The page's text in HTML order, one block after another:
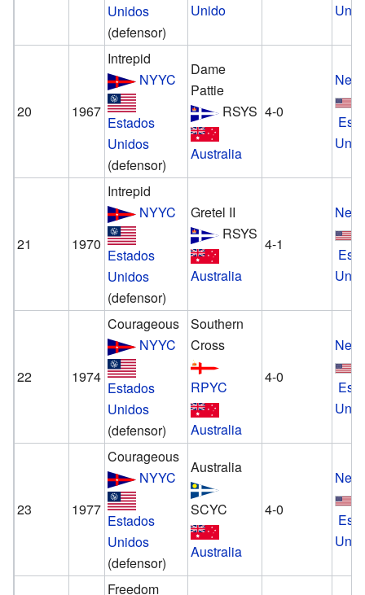
Unidos
(defensor)
Unido
20 1967
Intrepid
NYYC
Estados
Unidos
(defensor)
Dame
Pattie
RSYS
Australia
4-0
21 1970
Intrepid
NYYC
Estados
Unidos
(defensor)
Gretel II
RSYS
Australia
4-1
22 1974
Courageous
NYYC
Estados
Unidos
(defensor)
Southern
Cross
RPYC
Australia
4-0
23 1977
Courageous
NYYC
Estados
Unidos
(defensor)
Australia
SCYC
Australia
4-0
Freedom